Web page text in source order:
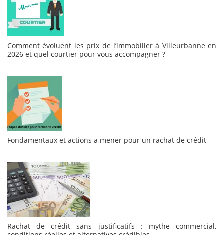
Comment évoluent les prix de l’immobilier à Villeurbanne en
2026 et quel courtier pour vous accompagner ?
Fondamentaux et actions a mener pour un rachat de crédit
Rachat de crédit sans justificatifs : mythe commercial,